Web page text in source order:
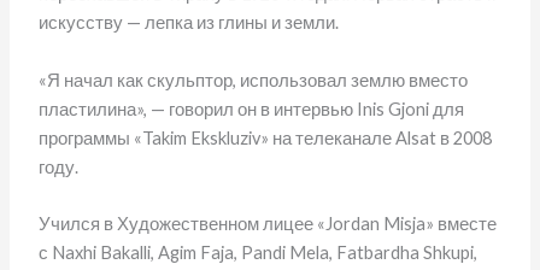
искусству — лепка из глины и земли.
«Я начал как скульптор, использовал землю вместо
пластилина», — говорил он в интервью Inis Gjoni для
программы «Takim Ekskluziv» на телеканале Alsat в 2008
году.
Учился в Художественном лицее «Jordan Misja» вместе
с Naxhi Bakalli, Agim Faja, Pandi Mela, Fatbardha Shkupi,